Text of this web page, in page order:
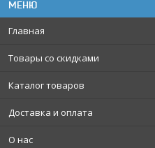
Главная
Товары со скидками
Каталог товаров
Доставка и оплата
О нас